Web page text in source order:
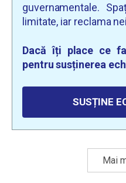
guvernamentale.
limitate, iar reclama
Dacă îți place ce
pentru susținerea
SUSȚINE
Mai